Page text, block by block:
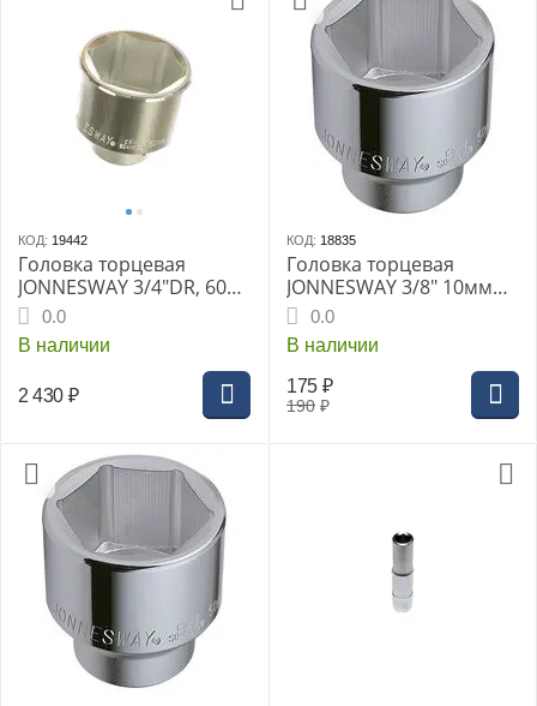
КОД: 19442
Головка торцевая
JONNESWAY 3/4"DR, 60
мм0.0
В наличии
2 430 ₽
КОД: 18835
Головка торцевая
JONNESWAY 3/8" 10мм
(S04H3110)
0.0
В наличии
190 ₽
175 ₽